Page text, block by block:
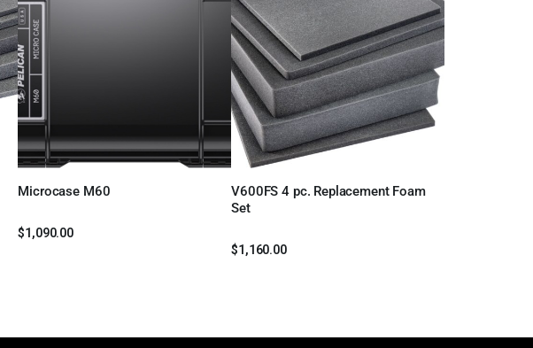
Microcase M60
Leer más
$1,090.00
V600FS 4 pc. Replacement Foam
SetLeer más
$1,160.00